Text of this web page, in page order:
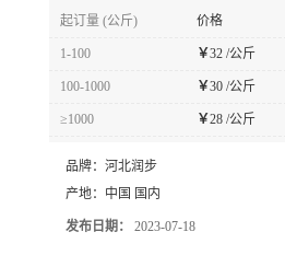
起订量 (公斤) 价格
1-100 ￥32 /公斤
100-1000 ￥30 /公斤
≥1000 ￥28 /公斤
品牌： 河北润步
产地： 中国 国内
发布日期： 2023-07-18